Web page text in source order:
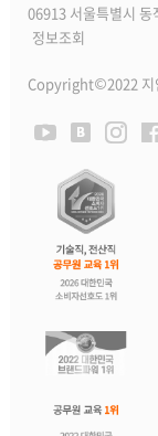
06913 서울특별시 동
정보조회
Copyright©2022 지